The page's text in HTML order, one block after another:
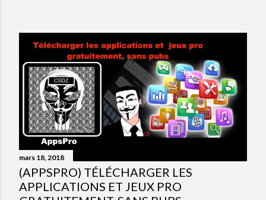
mars 18, 2018
(APPSPRO) TÉLÉCHARGER LES
APPLICATIONS ET JEUX PRO